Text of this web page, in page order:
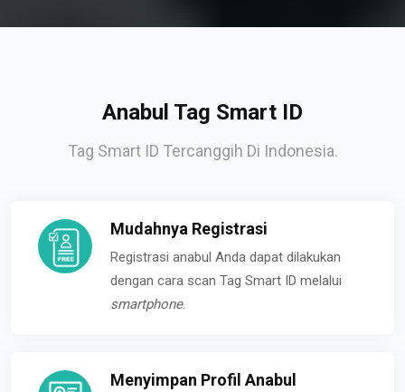
Anabul Tag Smart ID
Tag Smart ID Tercanggih Di Indonesia.
Mudahnya Registrasi
Registrasi anabul Anda dapat dilakukan
dengan cara scan Tag Smart ID melalui
smartphone.
Menyimpan Profil Anabul